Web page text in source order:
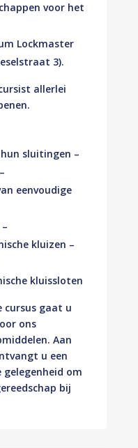
voor het
Lockmaster
3).
allerlei
sluitingen –
eenvoudige
kluizen –
kluissloten
cursus gaat u
ons
Aan
u een
om
bij